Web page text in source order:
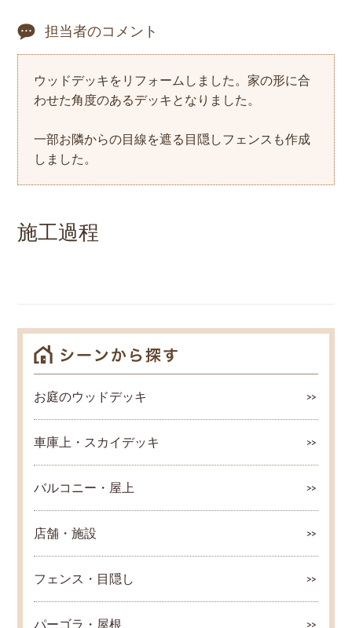
担当者のコメント
ウッドデッキをリフォームしました。家の形に合
わせた角度のあるデッキとなりました。
一部お隣からの目線を遮る目隠しフェンスも作成
しました。
施工過程
お庭のウッドデッキ
車庫上・スカイデッキ
バルコニー・屋上
店舗・施設
フェンス・目隠し
パーゴラ・屋根